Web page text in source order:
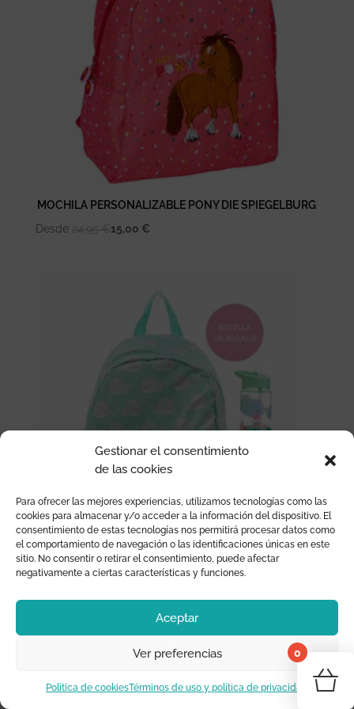
Gestionar el consentimiento
de las cookies
Para ofrecer las mejores experiencias, utilizamos tecnologías como las
cookies para almacenar y/o acceder a la información del dispositivo. El
consentimiento de estas tecnologías nos permitirá procesar datos como
el comportamiento de navegación o las identificaciones únicas en este
sitio. No consentir o retirar el consentimiento, puede afectar
negativamente a ciertas características y funciones.
Aceptar
Ver preferencias
Política de cookiesTérminos de uso y política de privacidad
MOCHILA PERSONALIZABLE PONY DIE SPIEGELBURG
Desde
15,00 €
MOCHILA PERSONALIZABLE ALMA NARWHAL SASS &
0